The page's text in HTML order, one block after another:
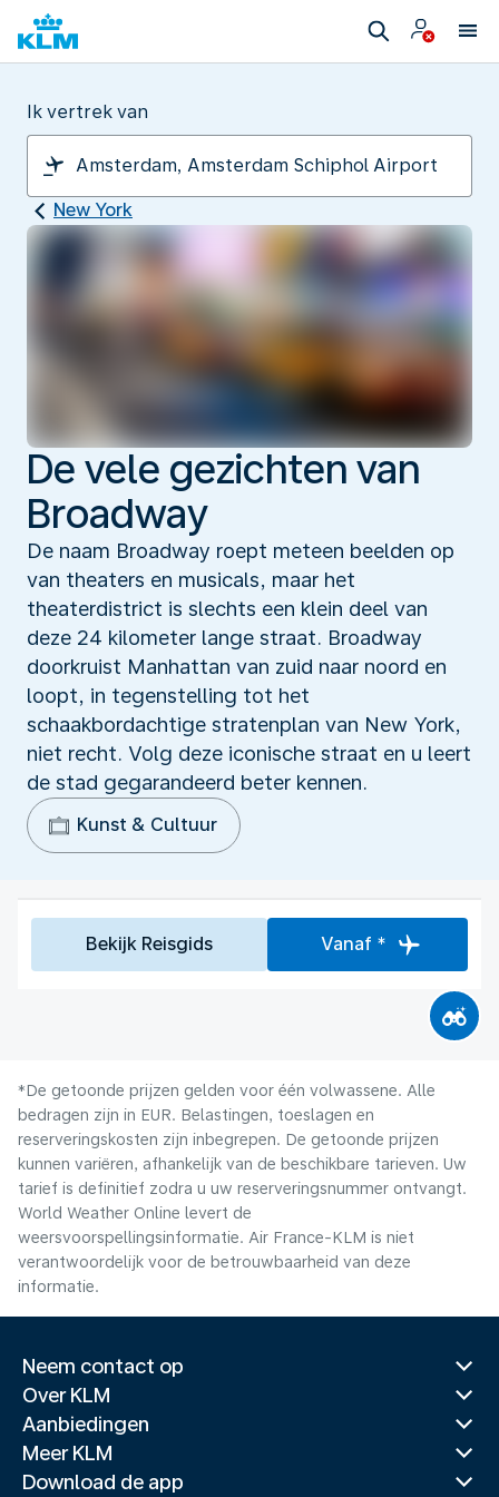
Ik vertrek van
New York
De vele gezichten van
Broadway
De naam Broadway roept meteen beelden op
van theaters en musicals, maar het
theaterdistrict is slechts een klein deel van
deze 24 kilometer lange straat. Broadway
doorkruist Manhattan van zuid naar noord en
loopt, in tegenstelling tot het
schaakbordachtige stratenplan van New York,
niet recht. Volg deze iconische straat en u leert
de stad gegarandeerd beter kennen.
Kunst & Cultuur
Bekijk Reisgids Vanaf *
*De getoonde prijzen gelden voor één volwassene. Alle
bedragen zijn in EUR. Belastingen, toeslagen en
reserveringskosten zijn inbegrepen. De getoonde prijzen
kunnen variëren, afhankelijk van de beschikbare tarieven. Uw
tarief is definitief zodra u uw reserveringsnummer ontvangt.
World Weather Online levert de
weersvoorspellingsinformatie. Air France-KLM is niet
verantwoordelijk voor de betrouwbaarheid van deze
informatie.
Neem contact op
Over KLM
Aanbiedingen
Meer KLM
Download de app